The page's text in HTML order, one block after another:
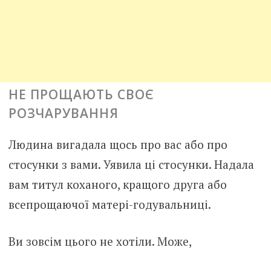
НЕ ПРОЩАЮТЬ СВОЄ
РОЗЧАРУВАННЯ
Людина вигадала щось про вас або про
стосунки з вами. Уявила ці стосунки. Надала
вам титул коханого, кращого друга або
всепрощаючої матері-годувальниці.
Ви зовсім цього не хотіли. Може,